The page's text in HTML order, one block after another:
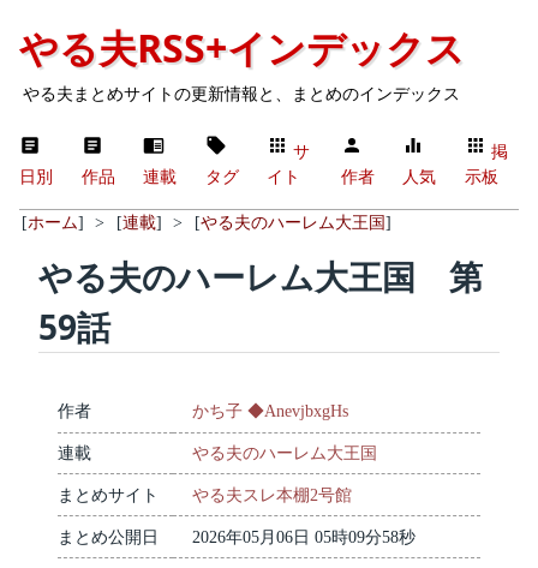
やる夫RSS+インデックス
やる夫まとめサイトの更新情報と、まとめのインデックス
日別 作品 連載 タグ
サ
イト
作者 人気
掲
示板
[ホーム] > [連載] > [やる夫のハーレム大王国 ]
やる夫のハーレム大王国 第
59話
作者 かち子 ◆AnevjbxgHs
連載 やる夫のハーレム大王国
まとめサイト やる夫スレ本棚2号館
まとめ公開日 2026年05月06日 05時09分58秒